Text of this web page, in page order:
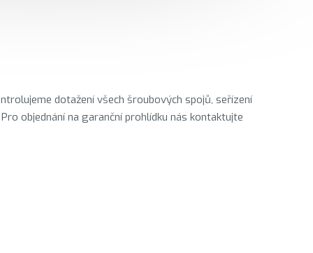
dotažení všech šroubových spojů, seřízení
objednání na garanční prohlídku nás kontaktujte